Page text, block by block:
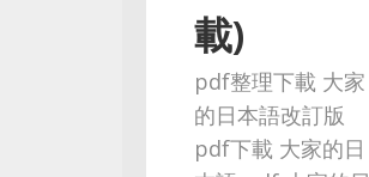
載)
pdf整理下載 大家
的日本語改訂版
pdf下載 大家的日